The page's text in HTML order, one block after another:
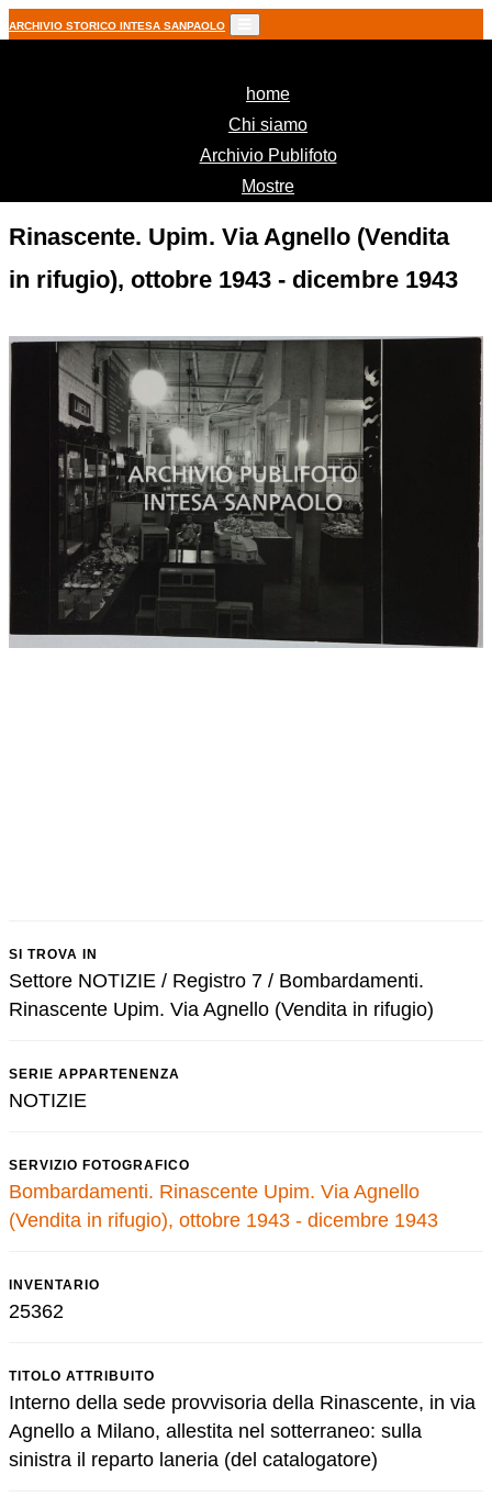
ARCHIVIO STORICO INTESA SANPAOLO
home(current)
Chi siamo
Archivio Publifoto
Mostre
Rinascente. Upim. Via Agnello (Vendita
in rifugio), ottobre 1943 - dicembre 1943
SI TROVA IN
Settore NOTIZIE / Registro 7 / Bombardamenti.
Rinascente Upim. Via Agnello (Vendita in rifugio)
SERIE APPARTENENZA
NOTIZIE
SERVIZIO FOTOGRAFICO
Bombardamenti. Rinascente Upim. Via Agnello
(Vendita in rifugio), ottobre 1943 - dicembre 1943
INVENTARIO
25362
TITOLO ATTRIBUITO
Interno della sede provvisoria della Rinascente, in via
Agnello a Milano, allestita nel sotterraneo: sulla
sinistra il reparto laneria (del catalogatore)